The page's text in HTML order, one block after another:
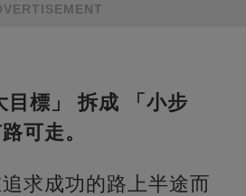
目標」 拆成 「小步
可走。
求成功的路上半途而